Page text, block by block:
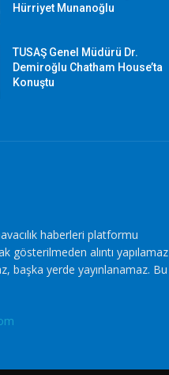
Hürriyet Munanoğlu
TUSAŞ Genel Müdürü Dr.
Demiroğlu Chatham House’ta
Konuştu
haberleri platformu
gösterilmeden alıntı yapılamaz
başka yerde yayınlanamaz. Bu